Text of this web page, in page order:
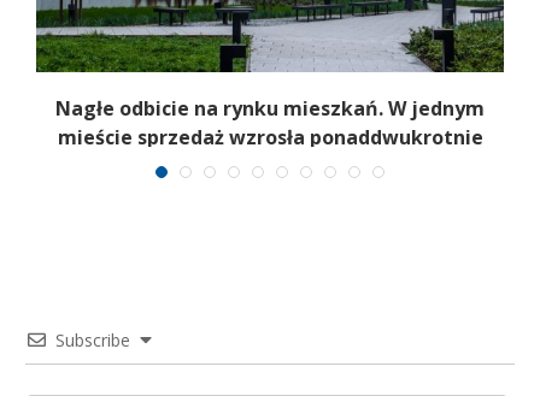
Nagłe odbicie na rynku mieszkań. W jednym
mieście sprzedaż wzrosła ponaddwukrotnie
Subscribe